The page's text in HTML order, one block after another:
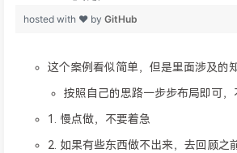
这个案例看似简单，但是里面涉及的
按照自己的思路一步步布局即可，
1. 慢点做，不要着急
2. 如果有些东西做不出来，去回顾之